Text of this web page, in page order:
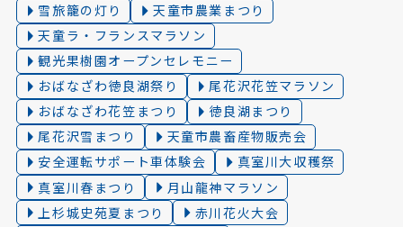
雪旅籠の灯り️
天童市農業まつり
天童ラ・フランスマラソン
観光果樹園オープンセレモニー
おばなざわ徳良湖祭り
尾花沢花笠マラソン
おばなざわ花笠まつり
徳良湖まつり
尾花沢雪まつり
天童市農畜産物販売会
安全運転サポート車体験会
真室川大収穫祭
真室川春まつり
月山龍神マラソン
上杉城史苑夏まつり
赤川花火大会